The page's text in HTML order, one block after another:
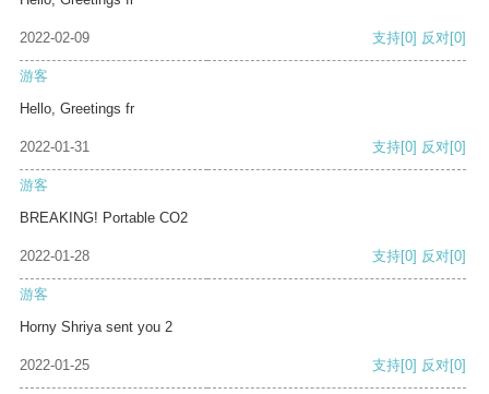
2022-02-09 支持[0] 反对[0]
游客
Hello, Greetings fr
2022-01-31 支持[0] 反对[0]
游客
BREAKING! Portable CO2
2022-01-28 支持[0] 反对[0]
游客
Horny Shriya sent you 2
2022-01-25 支持[0] 反对[0]